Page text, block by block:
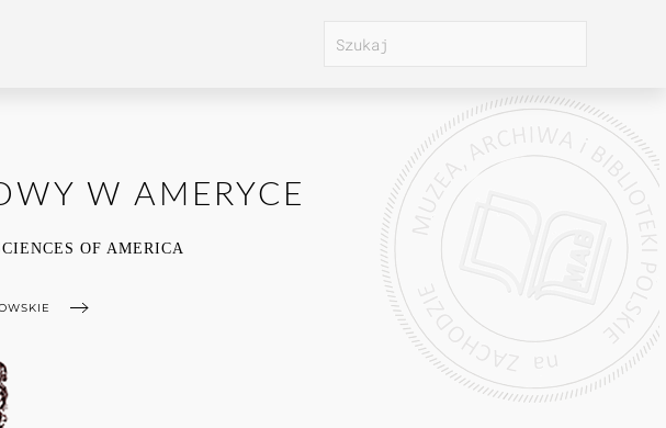
W AMERYCE
OF AMERICA